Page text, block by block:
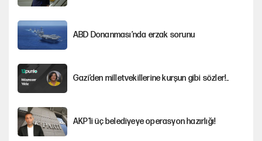
ABD Donanması’nda erzak sorunu
Gazi’den milletvekillerine kurşun gibi sözler!..
AKP’li üç belediyeye operasyon hazırlığı!